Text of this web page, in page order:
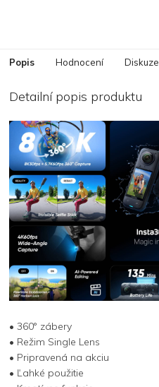
Popis Hodnocení Diskuze
Detailní popis produktu
• 360° zábery
• Režim Single Lens
• Pripravená na akciu
• Ľahké použitie